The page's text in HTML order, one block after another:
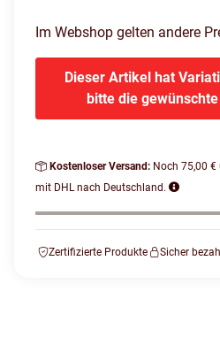
Im Webshop gelten andere
Dieser Artikel hat
bitte die
Kostenloser Versand: Noch 75,00
mit DHL nach Deutschland.
Zertifizierte Produkte Sicher